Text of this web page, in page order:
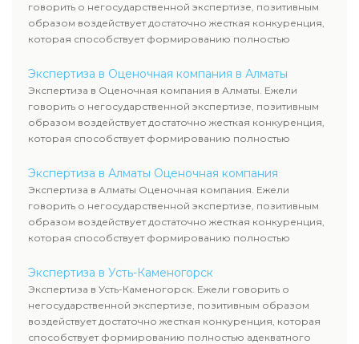
говорить о негосударственной экспертизе, позитивным
образом воздействует достаточно жесткая конкуренция,
которая способствует формированию полностью
Экспертиза в Оценочная компания в Алматы
Экспертиза в Оценочная компания в Алматы. Ежели
говорить о негосударственной экспертизе, позитивным
образом воздействует достаточно жесткая конкуренция,
которая способствует формированию полностью
Экспертиза в Алматы Оценочная компания
Экспертиза в Алматы Оценочная компания. Ежели
говорить о негосударственной экспертизе, позитивным
образом воздействует достаточно жесткая конкуренция,
которая способствует формированию полностью
Экспертиза в Усть-Каменогорск
Экспертиза в Усть-Каменогорск. Ежели говорить о
негосударственной экспертизе, позитивным образом
воздействует достаточно жесткая конкуренция, которая
способствует формированию полностью адекватного